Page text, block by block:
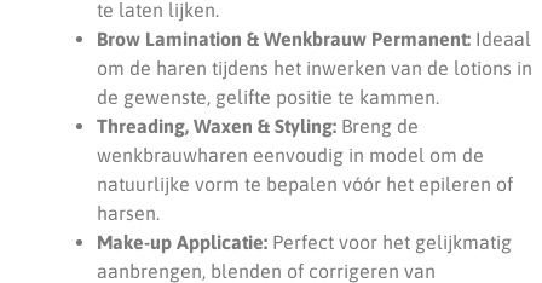
te laten lijken.
Brow Lamination & Wenkbrauw Permanent: Ideaal
om de haren tijdens het inwerken van de lotions in
de gewenste, gelifte positie te kammen.
Threading, Waxen & Styling: Breng de
wenkbrauwharen eenvoudig in model om de
natuurlijke vorm te bepalen vóór het epileren of
harsen.
Make-up Applicatie: Perfect voor het gelijkmatig
aanbrengen, blenden of corrigeren van